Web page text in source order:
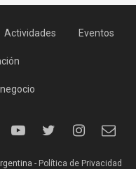
Actividades Eventos
- Política de Privacidad